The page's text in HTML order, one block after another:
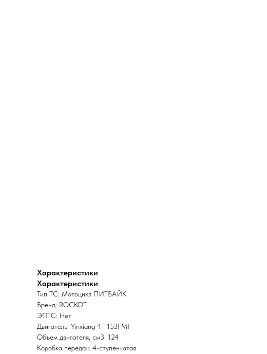
Характеристики
Характеристики
Тип ТС: Мотоцикл ПИТБАЙК
Бренд: ROCKOT
ЭПТС: Нет
Двигатель: Yinxiang 4T 153FMI
Объем двигателя, см3: 124
Коробка передач: 4-ступенчатая